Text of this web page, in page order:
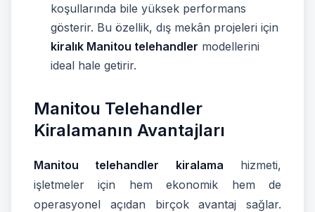
koşullarında bile yüksek performans
gösterir. Bu özellik, dış mekân projeleri için
kiralık Manitou telehandler modellerini
ideal hale getirir.
Manitou Telehandler
Kiralamanın Avantajları
Manitou telehandler kiralama hizmeti,
işletmeler için hem ekonomik hem de
operasyonel açıdan birçok avantaj sağlar.